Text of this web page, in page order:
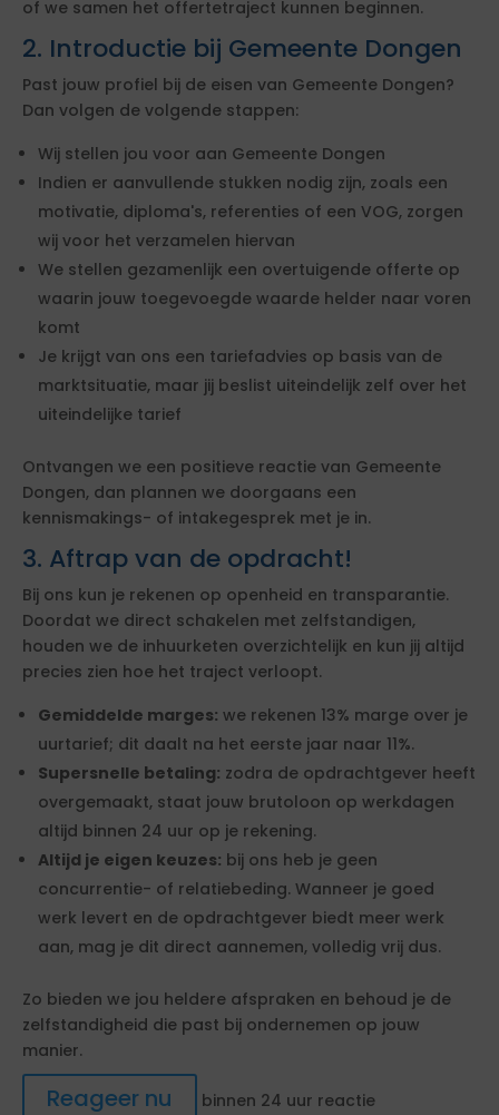
of we samen het offertetraject kunnen beginnen.
2. Introductie bij Gemeente Dongen
Past jouw profiel bij de eisen van Gemeente Dongen?
Dan volgen de volgende stappen:
Wij stellen jou voor aan Gemeente Dongen
Indien er aanvullende stukken nodig zijn, zoals een
motivatie, diploma's, referenties of een VOG, zorgen
wij voor het verzamelen hiervan
We stellen gezamenlijk een overtuigende offerte op
waarin jouw toegevoegde waarde helder naar voren
komt
Je krijgt van ons een tariefadvies op basis van de
marktsituatie, maar jij beslist uiteindelijk zelf over het
uiteindelijke tarief
Ontvangen we een positieve reactie van Gemeente
Dongen, dan plannen we doorgaans een
kennismakings- of intakegesprek met je in.
3. Aftrap van de opdracht!
Bij ons kun je rekenen op openheid en transparantie.
Doordat we direct schakelen met zelfstandigen,
houden we de inhuurketen overzichtelijk en kun jij altijd
precies zien hoe het traject verloopt.
Gemiddelde marges: we rekenen 13% marge over je
uurtarief; dit daalt na het eerste jaar naar 11%.
Supersnelle betaling: zodra de opdrachtgever heeft
overgemaakt, staat jouw brutoloon op werkdagen
altijd binnen 24 uur op je rekening.
Altijd je eigen keuzes: bij ons heb je geen
concurrentie- of relatiebeding. Wanneer je goed
werk levert en de opdrachtgever biedt meer werk
aan, mag je dit direct aannemen, volledig vrij dus.
Zo bieden we jou heldere afspraken en behoud je de
zelfstandigheid die past bij ondernemen op jouw
manier.
Reageer nu
binnen 24 uur reactie